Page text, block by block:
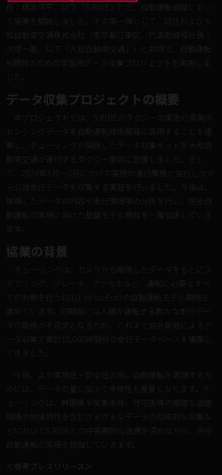
役：橋本洋平、以下「S.RIDE」）と、自動運転領域におい
て協業を開始しました。その第一弾として、同社および大
和自動車交通株式会社（東京都江東区、代表取締役社長：
大塚一基、以下「大和自動車交通」）と共同で、自動運転
AI開発のための学習用データ収集プロジェクトを実施しま
した。
データ収集プロジェクトの概要
本プロジェクトでは、S.RIDEがタクシーの実走行車両の
センシングデータを自動運転技術開発に活用することを提
案し、チューリングが開発したデータ収集キットを大和自
動車交通が運行するタクシー車両に設置しました。そし
て、2024年1月〜2月にかけて実際の運行業務と並行しなが
ら公道走行データを収集する実証を行いました。今後は、
取得したデータの内容や走行環境等の分析を行い、完全自
動運転の実現に向けた基盤モデル開発を一層加速していき
ます。
協業の背景
チューリングは、カメラから取得したデータをもとにス
テアリング、ブレーキ、アクセルなど、運転に必要なすべ
ての判断を行うE2E(End-to-End)の自動運転モデル開発を
進めています。同開発には人間が運転する膨大な走行デー
タの取得が不可欠となるため、これまで自社単独によるデ
ータ収集で累計10,000時間分の走行データベースを構築し
てきました。
今後、より実用性・安全性の高い自動運転を実現するた
めには、データの量に加えて多様性も重要となります。チ
ューリングは、時間帯や気象条件、住宅街等の複雑な道路
環境や地域特性を含むさまざまなデータの効率的な収集な
どにおいてS.RIDEとの中長期的な連携を深めながら、完全
自動運転の実現を目指していきます。
＜参考プレスリリース＞